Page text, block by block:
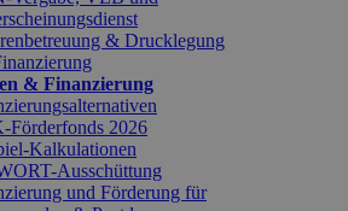
& Drucklegung
& Finanzierung
Förderfonds 2026
Kalkulationen
Ausschüttung
und Förderung für